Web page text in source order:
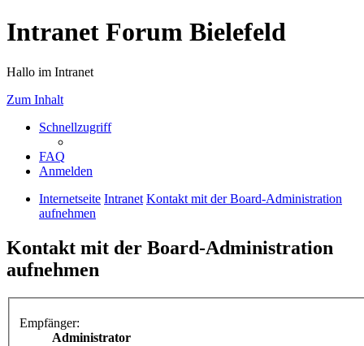
Intranet Forum Bielefeld
Hallo im Intranet
Zum Inhalt
Schnellzugriff
FAQ
Anmelden
Internetseite Intranet Kontakt mit der Board-Administration
aufnehmen
Kontakt mit der Board-Administration
aufnehmen
Empfänger:
Administrator